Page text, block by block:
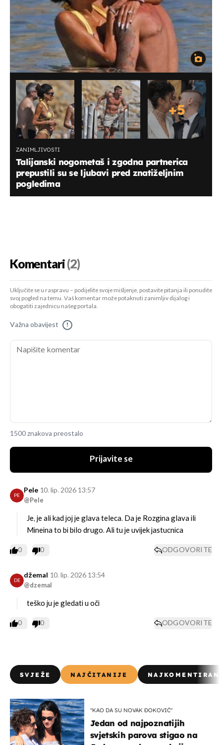
+5
ZANIMLJIVOSTI
Talijanski nogometaš i zgodna partnerica
prepustili su se ljubavi pred znatiželjnim
pogledima
Komentari(2)
Uključite se u raspravu – podijelite svoje mišljenje, postavite pitanja ili ponudite
svoj pogled na temu. Vaš komentar može potaknuti zanimljiv dijalog i
obogatiti zajednicu našeg portala.
Važna obavijest !
1500 znakova preostalo
Prijavite se
PE
Pele
@Pele
10. lip. 2026 13:57
Je, je ali kad joj je glava teleca. Da je Rozgina glava ili
Mineina to bi bilo drugo. Ali tu je uvijek jastucnica
0 0 ODGOVORITE
DE
džemal
@dzemal
10. lip. 2026 13:54
teško ju je gledati u oči
0 0 ODGOVORITE
SVJEŽE NAJČITANIJE
"KAO DA SU NOVAK ĐOKOVIĆ"
Jedan od najpoznatijih
svjetskih parova stigao na